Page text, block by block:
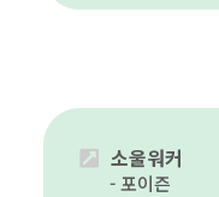
소울워커
포이즌